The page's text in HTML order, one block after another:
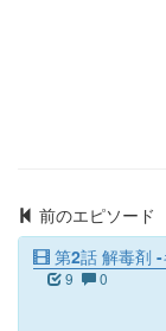
前のエピソード
第2話 解毒剤
9 0